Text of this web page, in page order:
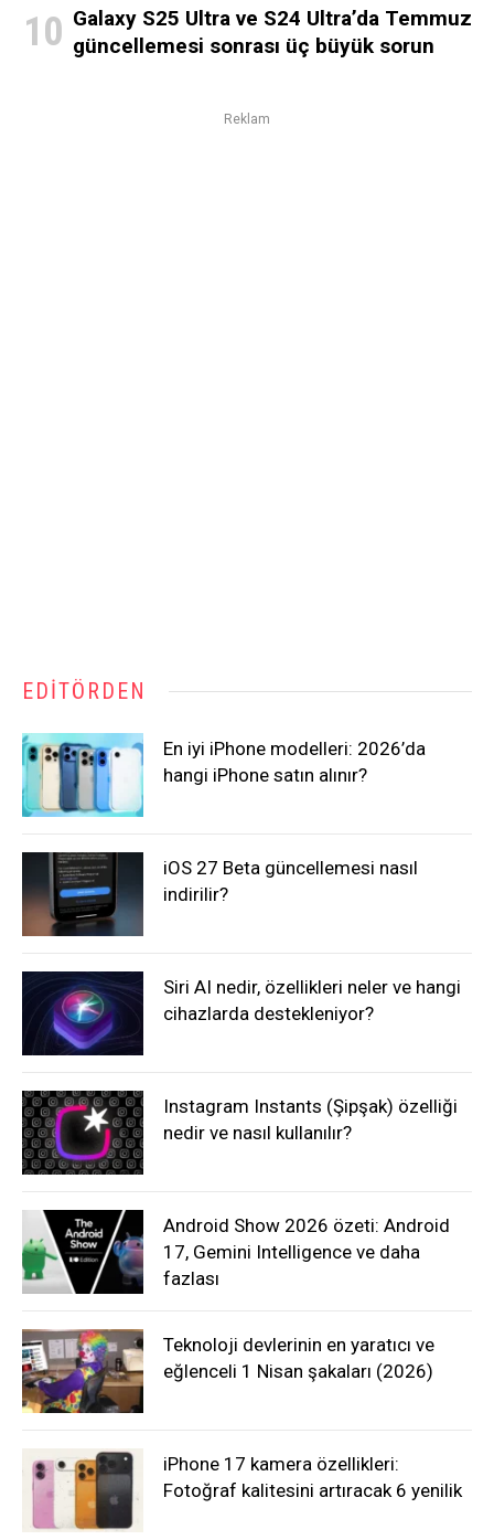
Galaxy S25 Ultra ve S24 Ultra’da Temmuz
güncellemesi sonrası üç büyük sorun
Reklam
EDITÖRDEN
En iyi iPhone modelleri: 2026’da
hangi iPhone satın alınır?
iOS 27 Beta güncellemesi nasıl
indirilir?
Siri AI nedir, özellikleri neler ve hangi
cihazlarda destekleniyor?
Instagram Instants (Şipşak) özelliği
nedir ve nasıl kullanılır?
Android Show 2026 özeti: Android
17, Gemini Intelligence ve daha
fazlası
Teknoloji devlerinin en yaratıcı ve
eğlenceli 1 Nisan şakaları (2026)
iPhone 17 kamera özellikleri:
Fotoğraf kalitesini artıracak 6 yenilik